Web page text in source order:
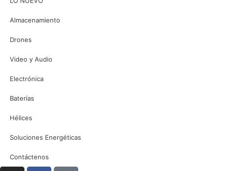
Almacenamiento
Drones
Video y Audio
Electrónica
Baterías
Hélices
Soluciones Energéticas
Contáctenos